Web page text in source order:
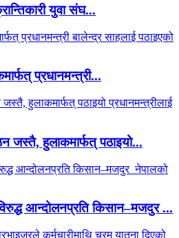
युवा संघ...
प्रधानमन्त्री...
जस्तै, हुलाकमार्फत् पठाइयो...
आन्दोलनप्रति किसान–मजदुर ...